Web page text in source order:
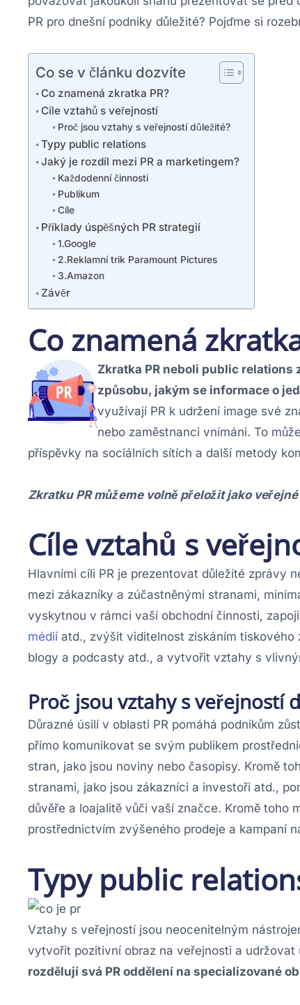
PR pro dnešní podniky důležité? Pojďme si
Co se v článku dozvíte
Co znamená zkratka PR?
Cíle vztahů s veřejností
Proč jsou vztahy s veřejností důležité?
Typy public relations
Jaký je rozdíl mezi PR a marketingem?
Každodenní činnosti
Publikum
Cíle
Příklady úspěšných PR strategií
1.Google
2.Reklamní trik Paramount Pictures
3.Amazon
Závěr
Co znamená
Zkratka PR neboli public
způsobu, jakým se informace o
využívají PR k udržení image své
nebo zaměstnanci vnímáni. To
příspěvky na sociálních sítích a další metody
Zkratku PR můžeme volně přeložit jako
Cíle vztahů s
Hlavními cíli PR je prezentovat důležité zprávy
mezi zákazníky a zúčastněnými stranami,
vyskytnou v rámci vaší obchodní činnosti,
médií atd., zvýšit viditelnost získáním
blogy a podcasty atd., a vytvořit vztahy s
Proč jsou vztahy s veřejností
Důrazné úsilí v oblasti PR pomáhá podnikům
přímo komunikovat se svým publikem
stran, jako jsou noviny nebo časopisy. Kromě
stranami, jako jsou zákazníci a investoři atd.,
důvěře a loajalitě vůči vaší značce. Kromě toho
prostřednictvím zvýšeného prodeje a kampaní
Typy public
Vztahy s veřejností jsou neocenitelným
vytvořit pozitivní obraz na veřejnosti a udržovat
rozdělují svá PR oddělení na specializované